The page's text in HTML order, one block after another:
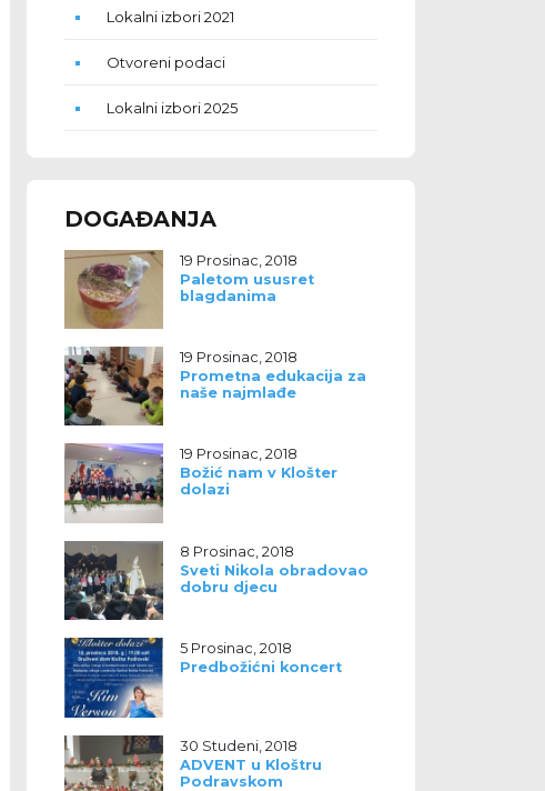
Lokalni izbori 2021
Otvoreni podaci
Lokalni izbori 2025
DOGAĐANJA
19 Prosinac, 2018
Paletom ususret
blagdanima
19 Prosinac, 2018
Prometna edukacija za
naše najmlađe
19 Prosinac, 2018
Božić nam v Klošter
dolazi
8 Prosinac, 2018
Sveti Nikola obradovao
dobru djecu
5 Prosinac, 2018
Predbožićni koncert
30 Studeni, 2018
ADVENT u Kloštru
Podravskom